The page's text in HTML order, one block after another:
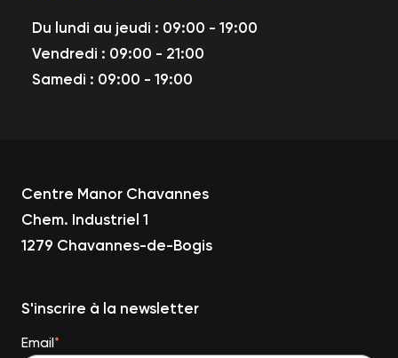
Du lundi au jeudi : 09:00 - 19:00
Vendredi : 09:00 - 21:00
Samedi : 09:00 - 19:00
Centre Manor Chavannes
Chem. Industriel 1
1279 Chavannes-de-Bogis
S'inscrire à la newsletter
Email*